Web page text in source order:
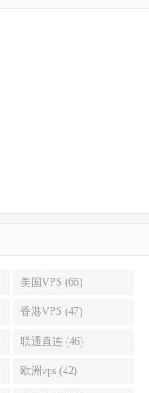
美国VPS (66)
香港VPS (47)
联通直连 (46)
欧洲vps (42)